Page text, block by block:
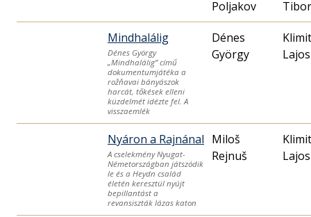
Poljakov
Mindhalálig
Dénes György
„Mindhalálig” című
dokumentumjátéka a
rožňavai bányászok
harcát, tőkések elleni
küzdelmét idézte fel. A
visszaemlék
Dénes
György
Lajos
Nyáron a Rajnánal
A cselekmény Nyugat-
Németországban játszódik
le és a Heydn család
életén keresztül nyújt
bepillantást a
revansiszták lázas katon
Miloš
Rejnuš
Lajos